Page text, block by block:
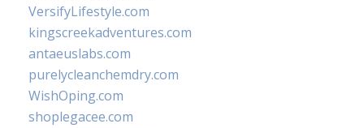
VersifyLifestyle.com
kingscreekadventures.com
antaeuslabs.com
purelycleanchemdry.com
WishOping.com
shoplegacee.com